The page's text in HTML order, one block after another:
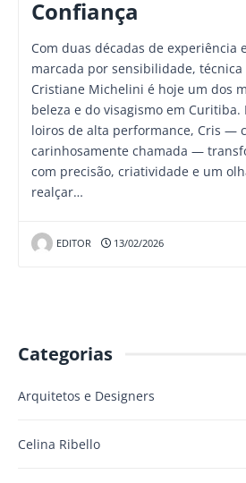
Confiança
Com duas décadas de experiência
marcada por sensibilidade, técnica
Cristiane Michelini é hoje um dos
beleza e do visagismo em Curitiba.
loiros de alta performance, Cris —
carinhosamente chamada —
com precisão, criatividade e um
realçar…
EDITOR 13/02/2026
Categorias
Arquitetos e Designers
Celina Ribello